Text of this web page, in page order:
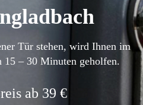
Tür stehen, wird Ihnen im
– 30 Minuten geholfen.
ab 39 €